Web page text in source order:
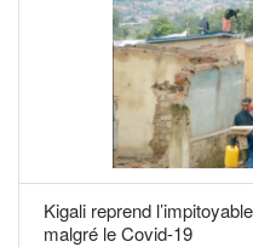
Kigali reprend
malgré le Covid-19